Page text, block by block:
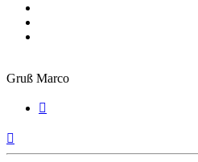
Gruß Marco